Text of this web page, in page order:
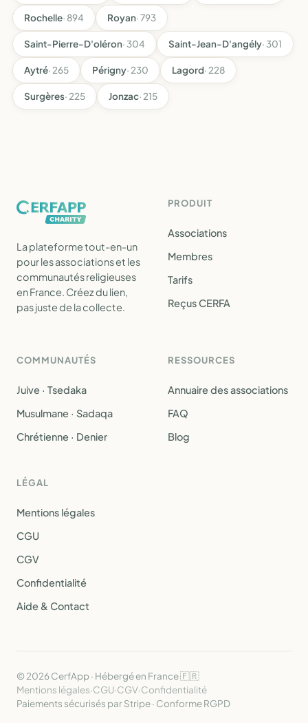
Rochelle· 894 Royan· 793
Saint-Pierre-D'oléron· 304 Saint-Jean-D'angély· 301
Aytré· 265 Périgny· 230 Lagord· 228
Surgères· 225 Jonzac· 215
La plateforme tout-en-un
pour les associations et les
communautés religieuses
en France. Créez du lien,
pas juste de la collecte.
PRODUIT
Associations
Membres
Tarifs
Reçus CERFA
COMMUNAUTÉS
Juive · Tsedaka
Musulmane · Sadaqa
Chrétienne · Denier
RESSOURCES
Annuaire des associations
FAQ
Blog
LÉGAL
Mentions légales
CGU
CGV
Confidentialité
Aide & Contact
© 2026 CerfApp · Hébergé en France 🇫🇷
Mentions légales·CGU·CGV·Confidentialité
Paiements sécurisés par Stripe · Conforme RGPD